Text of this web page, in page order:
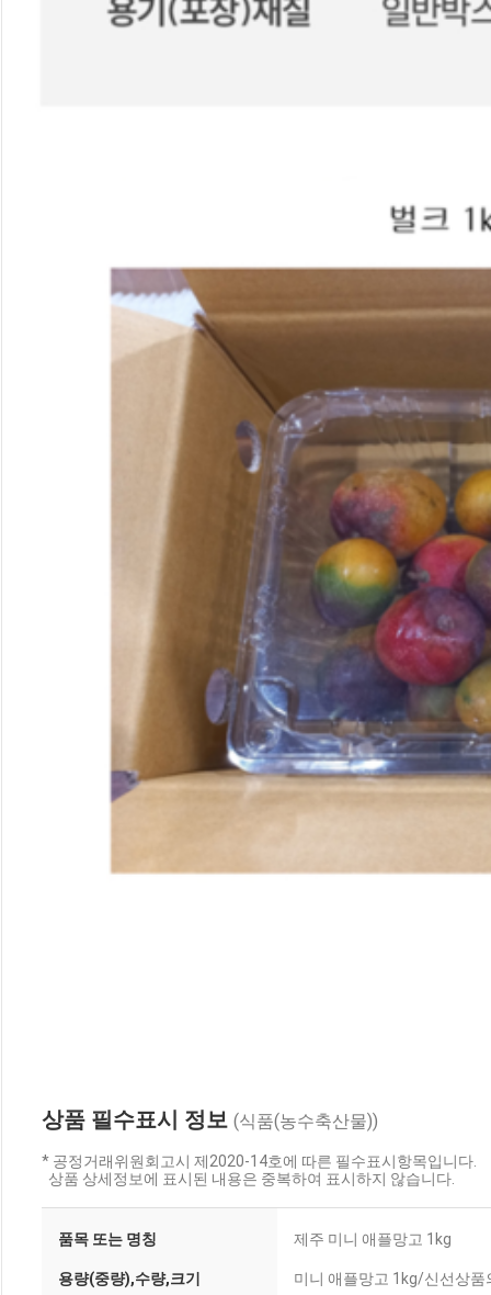
상품 필수표시 정보 (식품(농수축산물))
* 공정거래위원회고시 제2020-14호에 따른 필수표시항목입니다.
상품 상세정보에 표시된 내용은 중복하여 표시하지 않습니다.
품목 또는 명칭 제주 미니 애플망고 1kg
용량(중량),수량,크기 미니 애플망고 1kg/신선상품